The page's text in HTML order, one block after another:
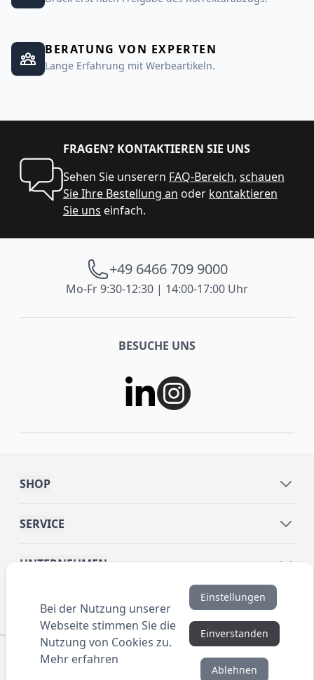
BERATUNG VON EXPERTEN
Lange Erfahrung mit Werbeartikeln.
FRAGEN? KONTAKTIEREN SIE UNS
Sehen Sie unserern FAQ-Bereich, schauen
Sie Ihre Bestellung an oder kontaktieren
Sie uns einfach.
+49 6466 709 9000
Mo-Fr 9:30-12:30 | 14:00-17:00 Uhr
BESUCHE UNS
SHOP
SERVICE
UNTERNEHMEN
INFORMATIONEN
© 2016 ANYBRAND.de. All Rights Reserved. Alle
Preisangaben sind Nettopreise zzgl. MwSt. und Versand.
Bei der Nutzung unserer
Webseite stimmen Sie die
Nutzung von Cookies zu.
Mehr erfahren
Einstellungen
Einverstanden
Ablehnen